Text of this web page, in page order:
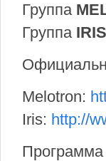
Группа
Группа IRIS
Melotron:
Iris: http://